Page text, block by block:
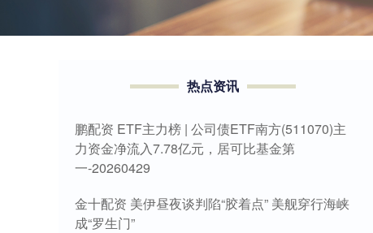
热点资讯
鹏配资 ETF主力榜 | 公司债ETF南方(511070)主
力资金净流入7.78亿元，居可比基金第
一-20260429
金十配资 美伊昼夜谈判陷“胶着点” 美舰穿行海峡
成“罗生门”